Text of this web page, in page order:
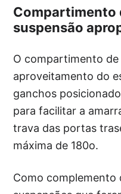
Compartimento
suspensão
O compartimento
aproveitamento do
ganchos
para facilitar a
trava das portas
máxima de 180o.
Como complemento